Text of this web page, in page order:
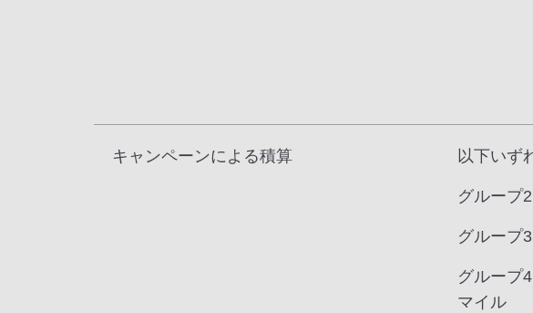
キャンペーンによる積算 以下いず
グループ
グループ
グループ
マイル